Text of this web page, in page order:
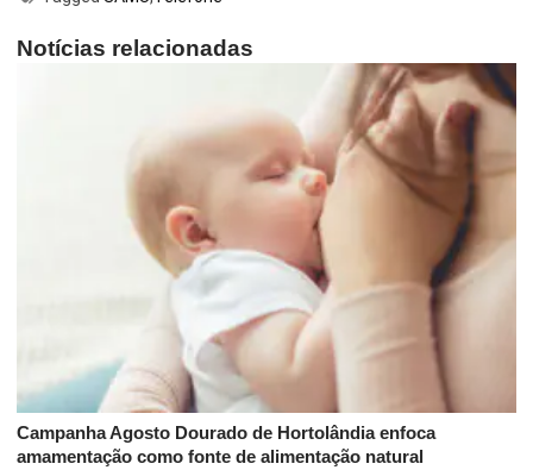
Planejamento Urbano e Gestão Estratégica
Segurança Pública
Serviços Urbanos
Tecnologia e Inovação
Notícias relacionadas
Campanha Agosto Dourado de Hortolândia enfoca
amamentação como fonte de alimentação natural